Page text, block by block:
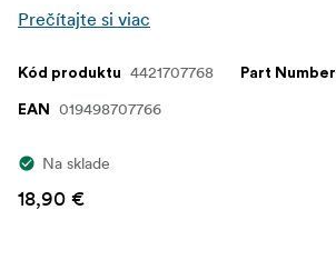
Prečítajte si viac
Kód produktu 4421707768 Part Number
EAN 019498707766
Na sklade
18,90 €